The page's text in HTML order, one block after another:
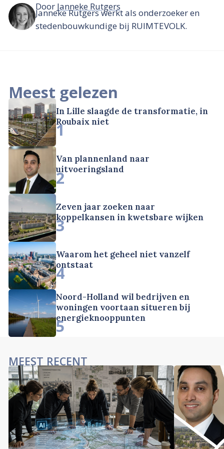
Door Janneke Rutgers
Janneke Rutgers werkt als onderzoeker en
stedenbouwkundige bij RUIMTEVOLK.
Meest gelezen
In Lille slaagde de transformatie, in
Roubaix niet
1
Van plannenland naar
uitvoeringsland
2
Zeven jaar zoeken naar
koppelkansen in kwetsbare wijken
3
Waarom het geheel niet vanzelf
ontstaat
4
Noord-Holland wil bedrijven en
woningen voortaan situeren bij
energieknooppunten
5
MEEST RECENT